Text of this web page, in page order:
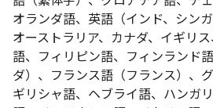
オランダ語、英語（インド、シン
オーストラリア、カナダ、イギリ
語、フィリピン語、フィンランド
ダ）、フランス語（フランス）、
ギリシャ語、ヘブライ語、ハンガ